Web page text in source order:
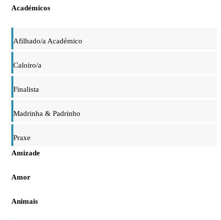
Académicos
Afilhado/a Académico
Caloiro/a
Finalista
Madrinha & Padrinho
Praxe
Amizade
Amor
Animais